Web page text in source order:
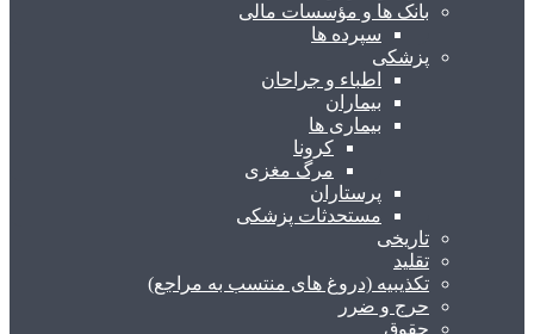
بانک ها و مؤسسات مالی
سپرده ها
پزشکی
اطباء و جراحان
بیماران
بیماری ها
کرونا
مرگ مغزی
پرستاران
مستحدثات پزشکی
تاریخی
تقلید
تکذیبیه (دروغ های منتسب به مراجع)
حرج و ضرر
حقوق